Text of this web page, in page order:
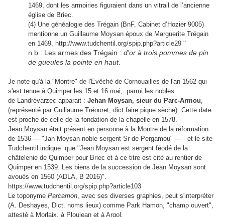
1469, dont les armoiries figuraient dans un vitrail de l’ancienne
église de Briec.
(4) Une généalogie des Trégain (BnF, Cabinet d’Hozier 9005)
mentionne un Guillaume Moysan époux de Marguerite Trégain
en 1469, http://www.tudchentil.org/spip.php?article29 "
n.b : Les armes des Trégain : d'or à trois pommes de pin
de gueules la pointe en haut.
Je note qu'à la "Montre" de l'Evêché de Cornouailles de l'an 1562 qui
s'est tenue à Quimper les 15 et 16 mai, parmi les nobles
de Landrévarzec apparait : Jehan Moysan, sieur du Parc-Armou,
(représenté par Guillaume Tréouret, dict faire pique sèche). Cette date
est proche de celle de la fondation de la chapelle en 1578.
Jean Moysan était présent en personne à la Montre de la réformation
de 1536 — "Jan Moysan noble sergent Sr de Pergamou" —
et le site
Tudchentil indique que "Jean Moysan est sergent féodé de la
châtelenie de Quimper pour Briec et à ce titre est cité au rentier de
Quimper en 1539. Les biens de la succession de Jean Moysan sont
avoués en 1560 (ADLA, B 2016)".
https://www.tudchentil.org/spip.php?article103
Le toponyme Parcamon, avec ses diverses graphies, peut s'interpréter
(A. Deshayes, Dict. noms lieux) comme Park Hamon, "champ ouvert",
attesté à Morlaix, à Ploujean et à Argol.